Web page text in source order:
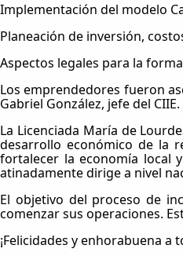
Implementación del modelo
Planeación de inversión,
Aspectos legales para la
Los emprendedores fueron
Gabriel González, jefe del
La Licenciada María de
desarrollo económico de la
fortalecer la economía local
atinadamente dirige a nivel
El objetivo del proceso de
comenzar sus operaciones.
¡Felicidades y enhorabuena